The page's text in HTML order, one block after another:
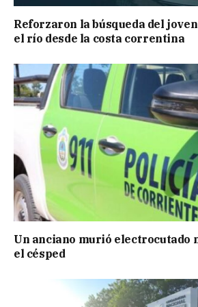
Reforzaron la búsqueda del
el río desde la costa correntina
Un anciano murió electrocutado
el césped